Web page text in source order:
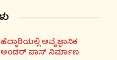
ಹೆದ್ದಾರಿಯಲ್ಲಿ ಅವೈಜ್ಞಾನಿಕ
ಅಂಡರ್ ಪಾಸ್ ನಿರ್ಮಾಣ